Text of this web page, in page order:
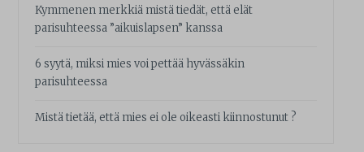
Kymmenen merkkiä mistä tiedät, että elät
parisuhteessa ”aikuislapsen” kanssa
6 syytä, miksi mies voi pettää hyvässäkin
parisuhteessa
Mistä tietää, että mies ei ole oikeasti kiinnostunut ?